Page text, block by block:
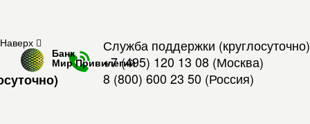
Служба поддержки (круглосуточно)
+7 (495) 120 13 08 (Москва)
8 (800) 600 23 50 (Россия)
Наверх
Банк
Мир Привилегий